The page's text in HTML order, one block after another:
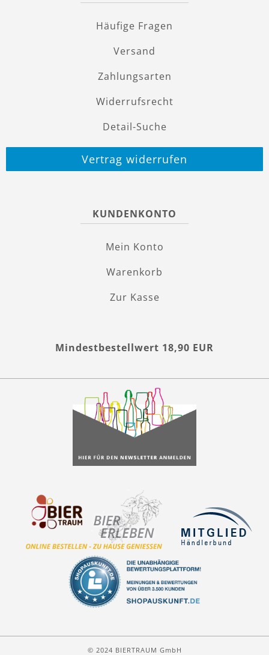
Häufige Fragen
Versand
Zahlungsarten
Widerrufsrecht
Detail-Suche
Vertrag widerrufen
KUNDENKONTO
Mein Konto
Warenkorb
Zur Kasse
Mindestbestellwert 18,90 EUR
© 2024 BIERTRAUM GmbH